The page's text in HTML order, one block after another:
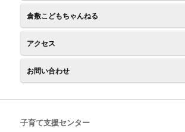
倉敷こどもちゃんねる
アクセス
お問い合わせ
子育て支援センター